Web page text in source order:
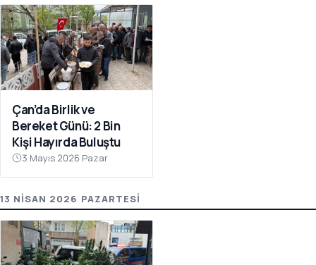
Çan’da Birlik ve
Bereket Günü: 2 Bin
Kişi Hayırda Buluştu
3 Mayıs 2026 Pazar
13 NISAN 2026 PAZARTESI